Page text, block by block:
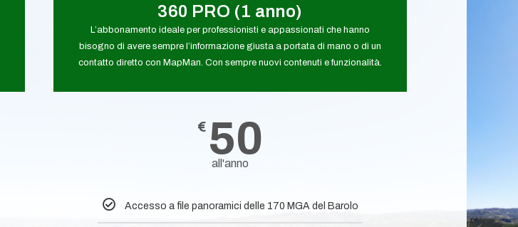
360 PRO (1 anno)
L’abbonamento ideale per professionisti e appassionati che hanno
bisogno di avere sempre l’informazione giusta a portata di mano o di un
contatto diretto con MapMan. Con sempre nuovi contenuti e funzionalità.
€ 50
all'anno
Accesso a file panoramici delle 170 MGA del Barolo